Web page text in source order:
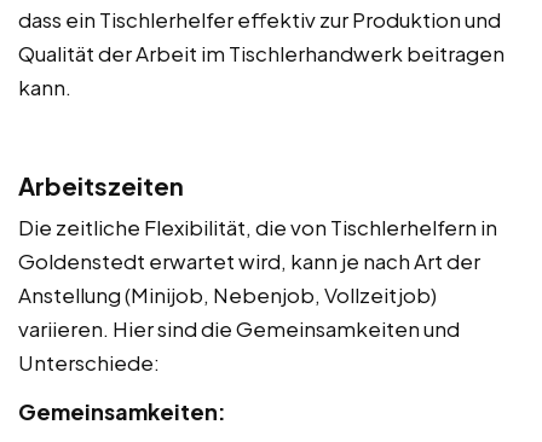
dass ein Tischlerhelfer effektiv zur Produktion und
Qualität der Arbeit im Tischlerhandwerk beitragen
kann.
Arbeitszeiten
Die zeitliche Flexibilität, die von Tischlerhelfern in
Goldenstedt erwartet wird, kann je nach Art der
Anstellung (Minijob, Nebenjob, Vollzeitjob)
variieren. Hier sind die Gemeinsamkeiten und
Unterschiede:
Gemeinsamkeiten: